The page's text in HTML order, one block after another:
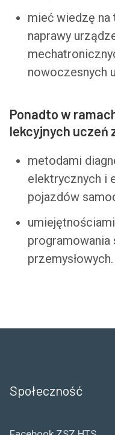
mieć wiedzę
naprawy
nowoczesnych
Ponadto w
lekcyjnych uczeń
metodami
elektrycznych i
pojazdów
przemysłowych.
Społeczność